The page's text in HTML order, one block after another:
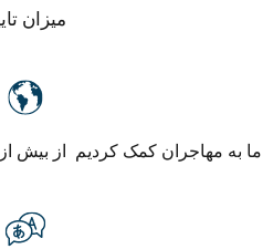
میزان
ما به مهاجران کمک کردیم از بیش از 50 کشور